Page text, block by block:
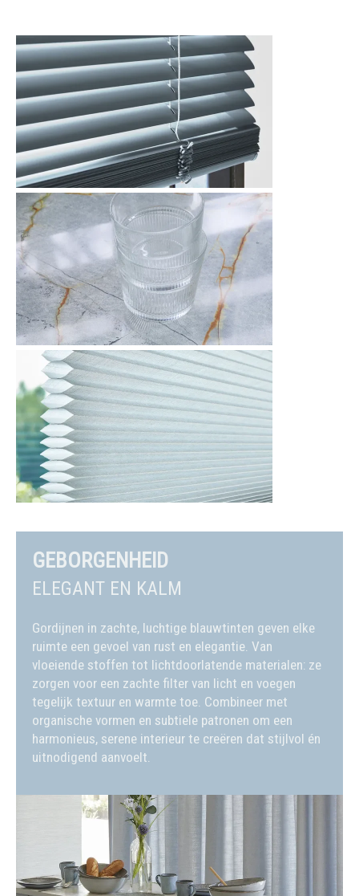
GEBORGENHEID
ELEGANT EN KALM
Gordijnen in zachte, luchtige blauwtinten geven elke
ruimte een gevoel van rust en elegantie. Van
vloeiende stoffen tot lichtdoorlatende materialen: ze
zorgen voor een zachte filter van licht en voegen
tegelijk textuur en warmte toe. Combineer met
organische vormen en subtiele patronen om een
harmonieus, serene interieur te creëren dat stijlvol én
uitnodigend aanvoelt.